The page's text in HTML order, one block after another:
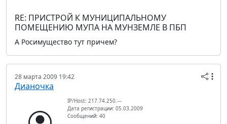
RE: ПРИСТРОЙ К МУНИЦИПАЛЬНОМУ
ПОМЕЩЕНИЮ МУПА НА МУНЗЕМЛЕ В ПБП
А Росимущество тут причем?
28 марта 2009 19:42
Дианочка
IP/Host: 217.74.250.---
Дата регистрации: 05.03.2009
Сообщений: 40